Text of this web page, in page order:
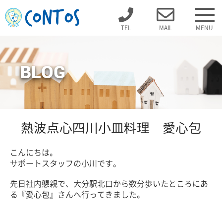
TEL MAIL MENU
BLOG
熱波点心四川小皿料理 愛心包
こんにちは。
サポートスタッフの小川です。
先日社内懇親で、大分駅北口から数分歩いたところにあ
る『愛心包』さんへ行ってきました。